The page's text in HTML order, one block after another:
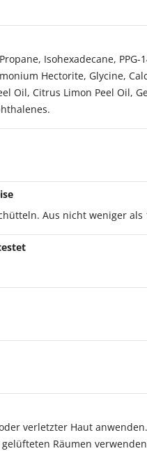
Isohexadecane,
Hectorite, Glycine,
Oil, Citrus Limon Peel Oil,
Aus nicht weniger
verletzter Haut
Räumen